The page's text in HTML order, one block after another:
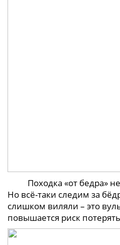
Походка «от бедра»
Но всё-таки следим за
слишком виляли – это
повышается риск